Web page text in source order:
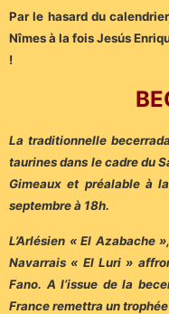
Par le hasard du
Nîmes à la fois Jesús
!
La traditionnelle
taurines dans le cadre du
Gimeaux et préalable à
septembre à 18h.
L’Arlésien « El Azabache
Navarrais « El Luri »
Fano. A l’issue de la
France remettra un